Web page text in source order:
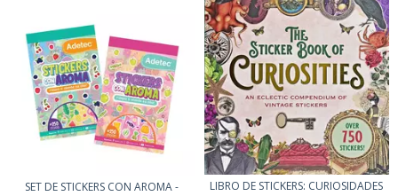
SET DE STICKERS CON AROMA -
LIBRO DE STICKERS: CURIOSIDADES